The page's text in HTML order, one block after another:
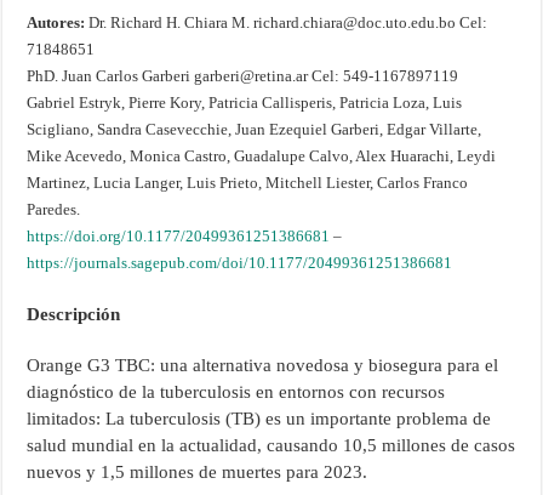
Autores: Dr. Richard H. Chiara M. richard.chiara@doc.uto.edu.bo Cel:
71848651
PhD. Juan Carlos Garberi garberi@retina.ar Cel: 549-1167897119
Gabriel Estryk, Pierre Kory, Patricia Callisperis, Patricia Loza, Luis
Scigliano, Sandra Casevecchie, Juan Ezequiel Garberi, Edgar Villarte,
Mike Acevedo, Monica Castro, Guadalupe Calvo, Alex Huarachi, Leydi
Martinez, Lucia Langer, Luis Prieto, Mitchell Liester, Carlos Franco
Paredes.
https://doi.org/10.1177/20499361251386681 –
https://journals.sagepub.com/doi/10.1177/20499361251386681
Descripción
Orange G3 TBC: una alternativa novedosa y biosegura para el
diagnóstico de la tuberculosis en entornos con recursos
limitados: La tuberculosis (TB) es un importante problema de
salud mundial en la actualidad, causando 10,5 millones de casos
nuevos y 1,5 millones de muertes para 2023.